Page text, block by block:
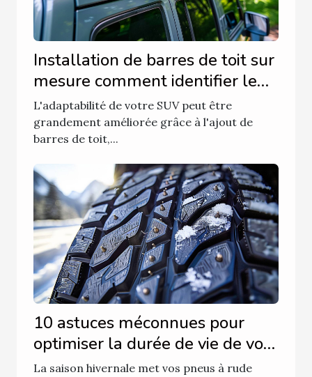
Installation de barres de toit sur
mesure comment identifier le
modèle parfait pour votre SUV
L'adaptabilité de votre SUV peut être
grandement améliorée grâce à l'ajout de
barres de toit,...
10 astuces méconnues pour
optimiser la durée de vie de vos
pneus hiver
La saison hivernale met vos pneus à rude